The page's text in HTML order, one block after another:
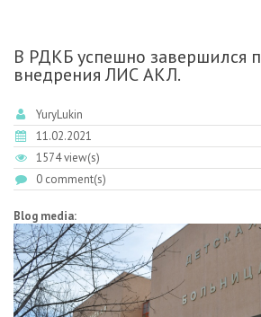
В РДКБ успешно завершился
внедрения ЛИС АКЛ.
YuryLukin
11.02.2021
1574 view(s)
0 comment(s)
Blog media: